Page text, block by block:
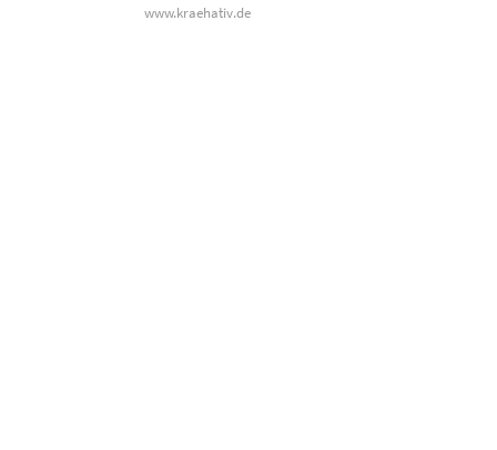
www.kraehativ.de